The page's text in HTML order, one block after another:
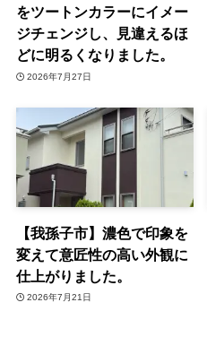
をツートンカラーにイメー
ジチェンジし、見違えるほ
どに明るくなりました。
2026年7月27日
【我孫子市】濃色で印象を
変えて意匠性の高い外観に
仕上がりました。
2026年7月21日